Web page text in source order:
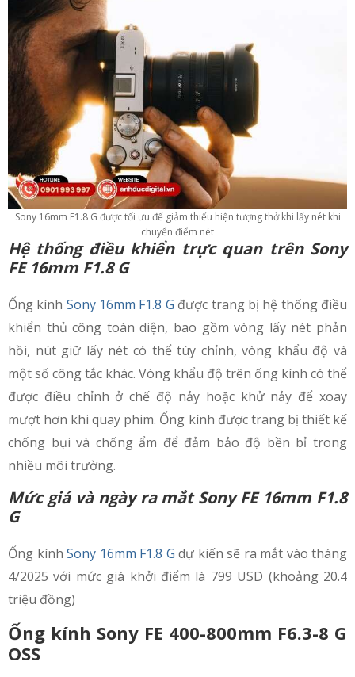
Sony 16mm F1.8 G được tối ưu để giảm thiểu hiện tượng thở khi lấy nét khi
chuyển điểm nét
Hệ thống điều khiển trực quan trên Sony
FE 16mm F1.8 G
Ống kính Sony 16mm F1.8 G được trang bị hệ thống điều
khiển thủ công toàn diện, bao gồm vòng lấy nét phản
hồi, nút giữ lấy nét có thể tùy chỉnh, vòng khẩu độ và
một số công tắc khác. Vòng khẩu độ trên ống kính có thể
được điều chỉnh ở chế độ nảy hoặc khử nảy để xoay
mượt hơn khi quay phim. Ống kính được trang bị thiết kế
chống bụi và chống ẩm để đảm bảo độ bền bỉ trong
nhiều môi trường.
Mức giá và ngày ra mắtSony FE 16mm F1.8
G
Ống kính Sony 16mm F1.8 G dự kiến sẽ ra mắt vào tháng
4/2025 với mức giá khởi điểm là 799 USD (khoảng 20.4
triệu đồng)
Ống kính Sony FE 400-800mm F6.3-8 G
OSS